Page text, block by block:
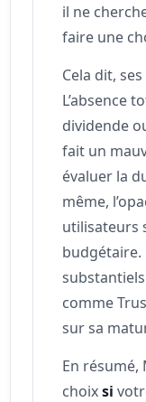
il ne
faire une
Cela dit,
L’absence
dividende
fait un
évaluer la
même,
utilisateurs
budgétaire.
comme
sur sa
En résumé,
choixsi